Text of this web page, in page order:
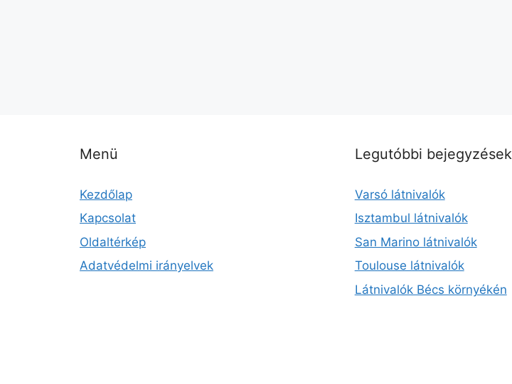
Menü
Kezdőlap
Kapcsolat
Oldaltérkép
Adatvédelmi irányelvek
Legutóbbi bejegyzések
Varsó látnivalók
Isztambul látnivalók
San Marino látnivalók
Toulouse látnivalók
Látnivalók Bécs környékén